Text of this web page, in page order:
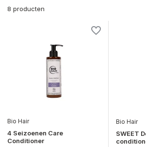
8 producten
Bio Hair
4 Seizoenen Care
Conditioner
Bio Hair
SWEET